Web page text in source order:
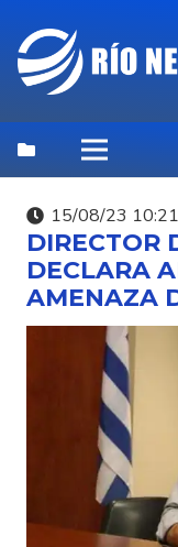
15/08/23
DIRECTOR
DECLARA
AMENAZA